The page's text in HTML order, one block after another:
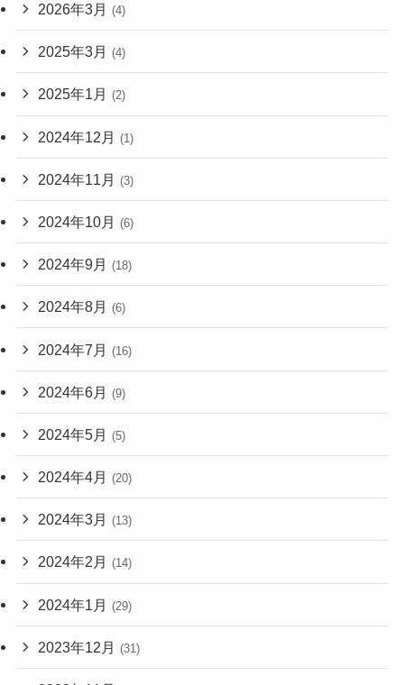
2026年3月 (4)
2025年3月 (4)
2025年1月 (2)
2024年12月 (1)
2024年11月 (3)
2024年10月 (6)
2024年9月 (18)
2024年8月 (6)
2024年7月 (16)
2024年6月 (9)
2024年5月 (5)
2024年4月 (20)
2024年3月 (13)
2024年2月 (14)
2024年1月 (29)
2023年12月 (31)